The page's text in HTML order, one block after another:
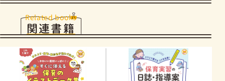
Related books
関連書籍